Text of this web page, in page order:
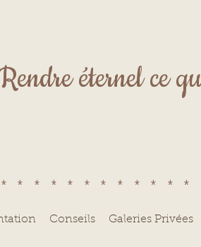
éternel ce
Conseils Galeries Privées